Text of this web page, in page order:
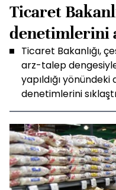
Ticaret
denetimlerini
Ticaret Bakanlığı,
arz-talep
yapıldığı
denetimlerini